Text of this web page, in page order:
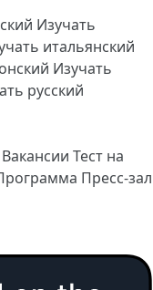
Изучать
итальянский
Изучать
русский
Вакансии Тест на
Пресс-зал